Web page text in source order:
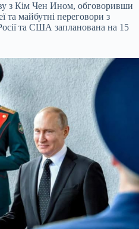
з Кім Чен Ином, обговоривши
та майбутні переговори з
та США запланована на 15